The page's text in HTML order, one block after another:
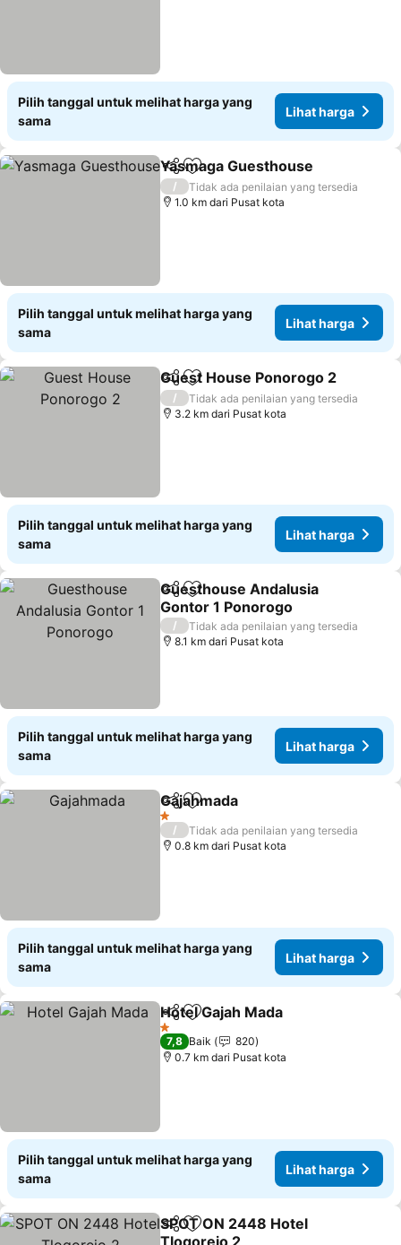
Pilih tanggal untuk melihat harga yang
sama
Lihat harga
BagikanTambahkan ke favorit
Yasmaga Guesthouse
/
Tidak ada penilaian yang tersedia
1.0 km dari Pusat kota
Pilih tanggal untuk melihat harga yang
sama
Lihat harga
BagikanTambahkan ke favorit
Guest House Ponorogo 2
/
Tidak ada penilaian yang tersedia
3.2 km dari Pusat kota
Pilih tanggal untuk melihat harga yang
sama
Lihat harga
BagikanTambahkan ke favorit
Guesthouse Andalusia
Gontor 1 Ponorogo
/
Tidak ada penilaian yang tersedia
8.1 km dari Pusat kota
Pilih tanggal untuk melihat harga yang
sama
Lihat harga
BagikanTambahkan ke favorit
Gajahmada
1 Bintang
/
Tidak ada penilaian yang tersedia
0.8 km dari Pusat kota
Pilih tanggal untuk melihat harga yang
sama
Lihat harga
BagikanTambahkan ke favorit
Hotel Gajah Mada
1 Bintang
7,8 Baik
820
0.7 km dari Pusat kota
Pilih tanggal untuk melihat harga yang
sama
Lihat harga
BagikanTambahkan ke favorit
SPOT ON 2448 Hotel
Tlogorejo 2